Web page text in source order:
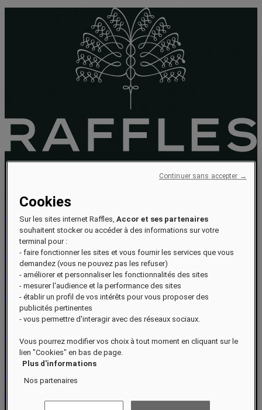
+974 4030 7100
info.doha@raffles.com
Marina East Street
Lusail Marina District
Doha
Qatar
+974 4030 7100
info.doha@raffles.com
Marina East Street
Lusail Marina District
Doha
Cookies
Sur les sites internet Raffles,Accor et ses partenaires
souhaitent stocker ou accéder à des informations sur votre
terminal pour :
- faire fonctionner les sites et vous fournir les services que vous
demandez (vous ne pouvez pas les refuser)
- améliorer et personnaliser les fonctionnalités des sites
- mesurer l'audience et la performance des sites
- établir un profil de vos intérêts pour vous proposer des
publicités pertinentes
- vous permettre d'interagir avec des réseaux sociaux.
Vous pourrez modifier vos choix à tout moment en cliquant sur le
lien "Cookies" en bas de page.
Plus d'informations
Nos partenaires
Continuer sans accepter →